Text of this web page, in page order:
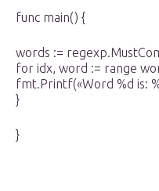
func main() {
words :=
for idx, word := range
fmt.Printf(«Word %d is:
}
}